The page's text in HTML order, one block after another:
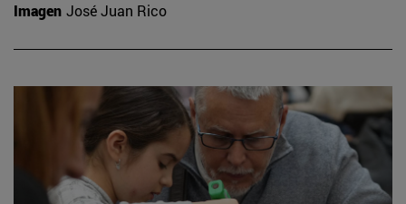
Imagen José Juan Rico